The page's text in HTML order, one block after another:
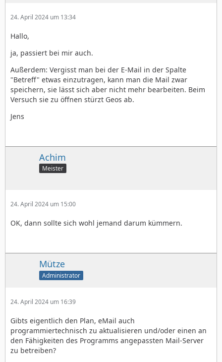
24. April 2024 um 13:34
Hallo,
ja, passiert bei mir auch.
Außerdem: Vergisst man bei der E-Mail in der Spalte
"Betreff" etwas einzutragen, kann man die Mail zwar
speichern, sie lässt sich aber nicht mehr bearbeiten. Beim
Versuch sie zu öffnen stürzt Geos ab.
Jens
Achim
Meister
24. April 2024 um 15:00
OK, dann sollte sich wohl jemand darum kümmern.
Mütze
Administrator
24. April 2024 um 16:39
Gibts eigentlich den Plan, eMail auch
programmiertechnisch zu aktualisieren und/oder einen an
den Fähigkeiten des Programms angepassten Mail-Server
zu betreiben?